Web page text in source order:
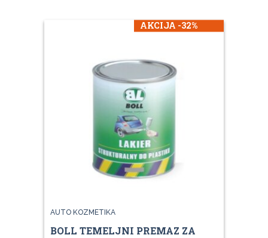
AKCIJA -32%
AUTO KOZMETIKA
BOLL TEMELJNI PREMAZ ZA